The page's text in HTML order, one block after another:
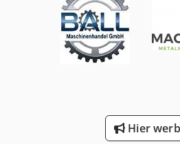
Hier